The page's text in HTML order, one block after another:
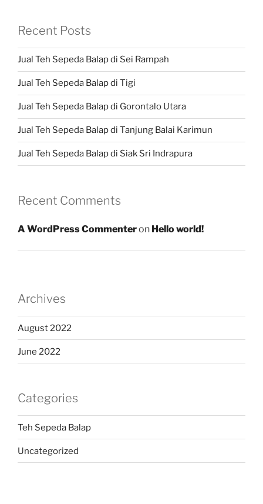
Recent Posts
Jual Teh Sepeda Balap di Sei Rampah
Jual Teh Sepeda Balap di Tigi
Jual Teh Sepeda Balap di Gorontalo Utara
Jual Teh Sepeda Balap di Tanjung Balai Karimun
Jual Teh Sepeda Balap di Siak Sri Indrapura
Recent Comments
A WordPress Commenteron Hello world!
Archives
August 2022
June 2022
Categories
Teh Sepeda Balap
Uncategorized